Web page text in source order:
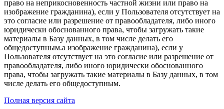
право на неприкосновенность частной жизни или право на
изображение гражданина), если у Пользователя отсутствует на
это согласие или разрешение от правообладателя, либо иного
юридически обоснованного права, чтобы загружать такие
материалы в Базу данных, в том числе делать его
общедоступным.а изображение гражданина), если у
Пользователя отсутствует на это согласие или разрешение от
правообладателя, либо иного юридически обоснованного
права, чтобы загружать такие материалы в Базу данных, в том
числе делать его общедоступным.
Полная версия сайта